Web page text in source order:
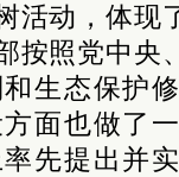
活动，体现
按照党中央
生态保护
面也做了
先提出并